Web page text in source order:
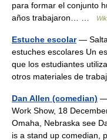
para formar el conjunto
años trabajaron… …
Estuche escolar—
estuches escolares Un
que los estudiantes
otros materiales de
Dan Allen (comedian) —
Work Show, 18
Omaha, Nebraska see
is a stand up comedian,